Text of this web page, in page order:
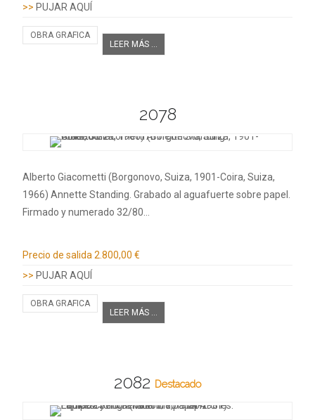
>> PUJAR AQUÍ
OBRA GRAFICA
LEER MÁS ...
2078
Alberto Giacometti (Borgonovo, Suiza, 1901-Coira, Suiza,
1966) Annette Standing. Grabado al aguafuerte sobre papel.
Firmado y numerado 32/80…
Precio de salida2.800,00 €
>> PUJAR AQUÍ
OBRA GRAFICA
LEER MÁS ...
2082 Destacado